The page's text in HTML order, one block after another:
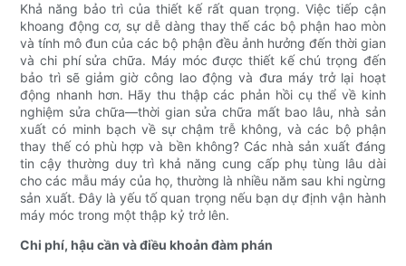
Khả năng bảo trì của thiết kế rất quan trọng. Việc tiếp cận
khoang động cơ, sự dễ dàng thay thế các bộ phận hao mòn
và tính mô đun của các bộ phận đều ảnh hưởng đến thời gian
và chi phí sửa chữa. Máy móc được thiết kế chú trọng đến
bảo trì sẽ giảm giờ công lao động và đưa máy trở lại hoạt
động nhanh hơn. Hãy thu thập các phản hồi cụ thể về kinh
nghiệm sửa chữa—thời gian sửa chữa mất bao lâu, nhà sản
xuất có minh bạch về sự chậm trễ không, và các bộ phận
thay thế có phù hợp và bền không? Các nhà sản xuất đáng
tin cậy thường duy trì khả năng cung cấp phụ tùng lâu dài
cho các mẫu máy của họ, thường là nhiều năm sau khi ngừng
sản xuất. Đây là yếu tố quan trọng nếu bạn dự định vận hành
máy móc trong một thập kỷ trở lên.
Chi phí, hậu cần và điều khoản đàm phán